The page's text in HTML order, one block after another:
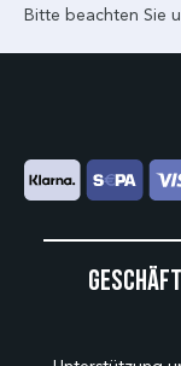
Bitte beachten Sie